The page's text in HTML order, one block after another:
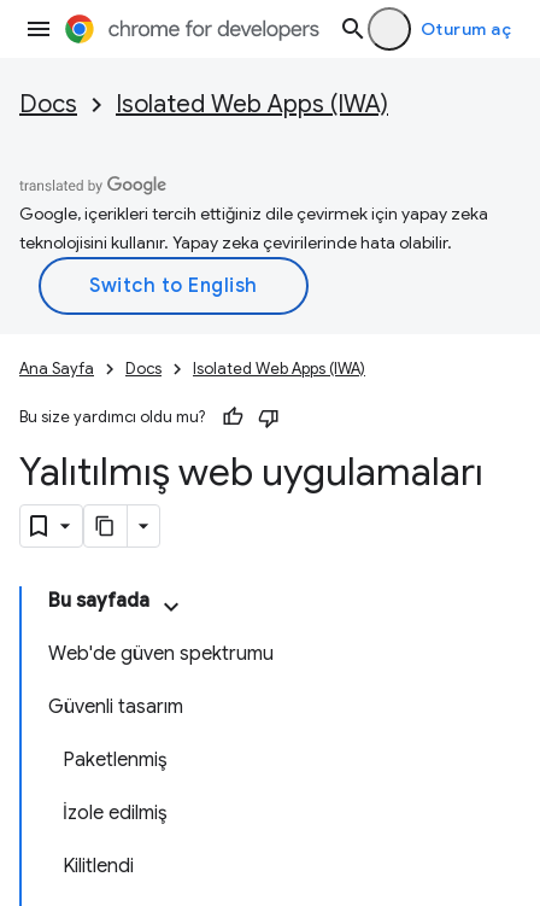
Oturum aç
Docs Isolated Web Apps (IWA)
Google, içerikleri tercih ettiğiniz dile çevirmek için yapay zeka
teknolojisini kullanır. Yapay zeka çevirilerinde hata olabilir.
Ana Sayfa Docs Isolated Web Apps (IWA)
Bu size yardımcı oldu mu?
Yalıtılmış web uygulamaları
Bu sayfada
Web'de güven spektrumu
Güvenli tasarım
Paketlenmiş
İzole edilmiş
Kilitlendi